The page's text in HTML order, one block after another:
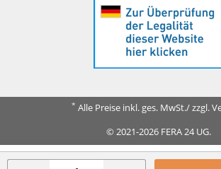
* Alle Preise inkl. ges. MwSt./ zzgl.
© 2021-2026 FERA 24 UG.
FERA INTERNATIONAL: